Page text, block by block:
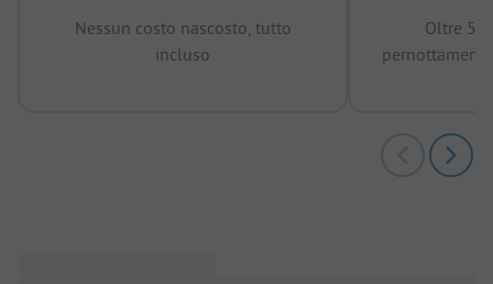
Nessun costo nascosto, tutto
incluso
Oltre